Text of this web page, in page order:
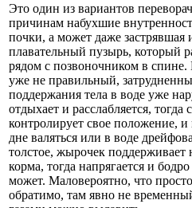
Это один из вариантов
причинам набухшие
почки, а может даже застрявшая
плавательный пузырь, который
рядом с позвоночником в спине.
уже не правильный,
поддержания тела в воде уже
отдыхает и расслабляется, тогда
контролирует свое положение, и
дне валяться или в воде
толстое, жырочек поддерживает
корма, тогда напрягается и
может. Маловероятно, что
обратимо, там явно не